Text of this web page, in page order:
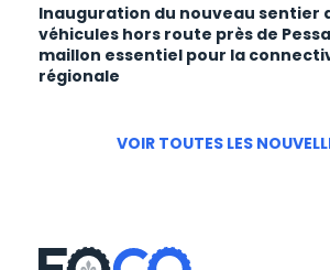
Inauguration du nouveau sentier
véhicules hors route près de
maillon essentiel pour la
régionale
VOIR TOUTES LES